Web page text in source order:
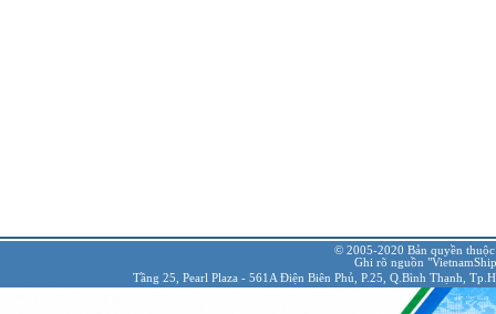
© 2005-2020 Bản quyền
Ghi rõ nguồn
Tầng 25, Pearl Plaza - 561A Điện Biên Phủ, P.25, Q.Bình Thạnh,